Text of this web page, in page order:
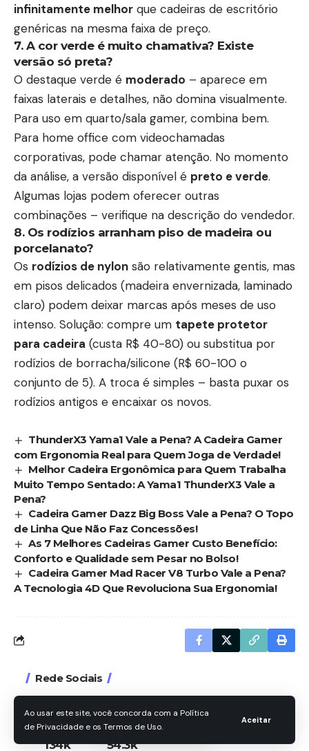
Ao usar este site, você concorda com a Política
de Privacidade e os Termos de Uso.
Aceitar
infinitamente melhor que cadeiras de escritório
genéricas na mesma faixa de preço.
7. A cor verde é muito chamativa? Existe
versão só preta?
O destaque verde é moderado – aparece em
faixas laterais e detalhes, não domina visualmente.
Para uso em quarto/sala gamer, combina bem.
Para home office com videochamadas
corporativas, pode chamar atenção. No momento
da análise, a versão disponível é preto e verde.
Algumas lojas podem oferecer outras
combinações – verifique na descrição do vendedor.
8. Os rodízios arranham piso de madeira ou
porcelanato?
Os rodízios de nylon são relativamente gentis, mas
em pisos delicados (madeira envernizada, laminado
claro) podem deixar marcas após meses de uso
intenso. Solução: compre um tapete protetor
para cadeira (custa R$ 40-80) ou substitua por
rodízios de borracha/silicone (R$ 60-100 o
conjunto de 5). A troca é simples – basta puxar os
rodízios antigos e encaixar os novos.
ThunderX3 Yama1 Vale a Pena? A Cadeira Gamer
com Ergonomia Real para Quem Joga de Verdade!
Melhor Cadeira Ergonômica para Quem Trabalha
Muito Tempo Sentado: A Yama1 ThunderX3 Vale a
Pena?
Cadeira Gamer Dazz Big Boss Vale a Pena? O Topo
de Linha Que Não Faz Concessões!
As 7 Melhores Cadeiras Gamer Custo Benefício:
Conforto e Qualidade sem Pesar no Bolso!
Cadeira Gamer Mad Racer V8 Turbo Vale a Pena?
A Tecnologia 4D Que Revoluciona Sua Ergonomia!
Rede Sociais
134k 54.3k